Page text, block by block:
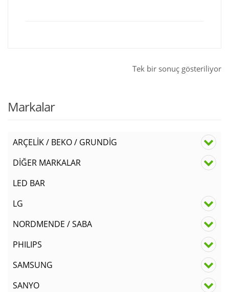
Tek bir sonuç gösteriliyor
Markalar
ARÇELİK / BEKO / GRUNDİG
DİĞER MARKALAR
LED BAR
LG
NORDMENDE / SABA
PHILIPS
SAMSUNG
SANYO